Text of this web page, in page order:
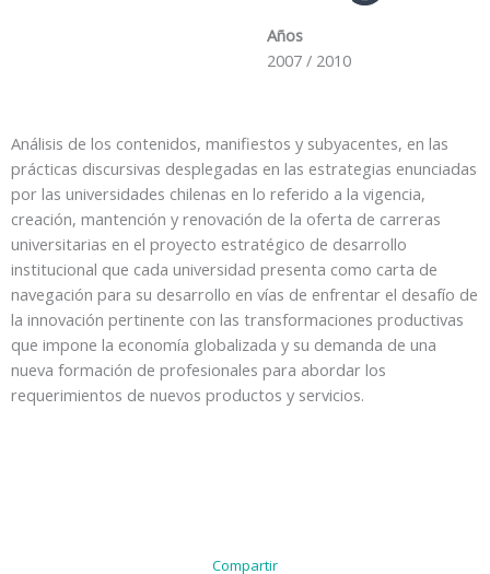
Años
2007 / 2010
Análisis de los contenidos, manifiestos y subyacentes, en las
prácticas discursivas desplegadas en las estrategias enunciadas
por las universidades chilenas en lo referido a la vigencia,
creación, mantención y renovación de la oferta de carreras
universitarias en el proyecto estratégico de desarrollo
institucional que cada universidad presenta como carta de
navegación para su desarrollo en vías de enfrentar el desafío de
la innovación pertinente con las transformaciones productivas
que impone la economía globalizada y su demanda de una
nueva formación de profesionales para abordar los
requerimientos de nuevos productos y servicios.
Compartir